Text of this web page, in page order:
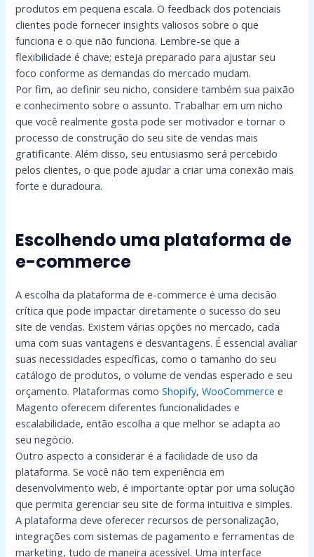
produtos em pequena escala. O feedback dos potenciais
clientes pode fornecer insights valiosos sobre o que
funciona e o que não funciona. Lembre-se que a
flexibilidade é chave; esteja preparado para ajustar seu
foco conforme as demandas do mercado mudam.
Por fim, ao definir seu nicho, considere também sua paixão
e conhecimento sobre o assunto. Trabalhar em um nicho
que você realmente gosta pode ser motivador e tornar o
processo de construção do seu site de vendas mais
gratificante. Além disso, seu entusiasmo será percebido
pelos clientes, o que pode ajudar a criar uma conexão mais
forte e duradoura.
Escolhendo uma plataforma de
e-commerce
A escolha da plataforma de e-commerce é uma decisão
crítica que pode impactar diretamente o sucesso do seu
site de vendas. Existem várias opções no mercado, cada
uma com suas vantagens e desvantagens. É essencial avaliar
suas necessidades específicas, como o tamanho do seu
catálogo de produtos, o volume de vendas esperado e seu
orçamento. Plataformas comoShopify,WooCommerce e
Magento oferecem diferentes funcionalidades e
escalabilidade, então escolha a que melhor se adapta ao
seu negócio.
Outro aspecto a considerar é a facilidade de uso da
plataforma. Se você não tem experiência em
desenvolvimento web, é importante optar por uma solução
que permita gerenciar seu site de forma intuitiva e simples.
A plataforma deve oferecer recursos de personalização,
integrações com sistemas de pagamento e ferramentas de
marketing, tudo de maneira acessível. Uma interface